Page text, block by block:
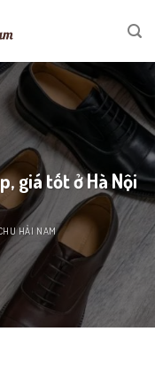
giá tốt ở Hà Nội
HẢI NAM